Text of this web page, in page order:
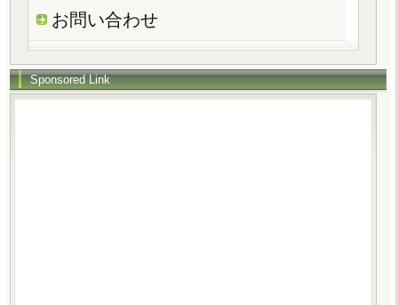
お問い合わせ
Sponsored Link